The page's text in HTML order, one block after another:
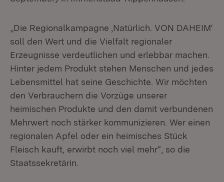
„Die Regionalkampagne ‚Natürlich. VON DAHEIM‘
soll den Wert und die Vielfalt regionaler
Erzeugnisse verdeutlichen und erlebbar machen.
Hinter jedem Produkt stehen Menschen und jedes
Lebensmittel hat seine Geschichte. Wir möchten
den Verbrauchern die Vorzüge unserer
heimischen Produkte und den damit verbundenen
Mehrwert noch stärker kommunizieren. Wer einen
regionalen Apfel oder ein heimisches Stück
Fleisch kauft, erwirbt noch viel mehr“, so die
Staatssekretärin.